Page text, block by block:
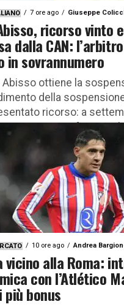
7 ore ago Giuseppe
ricorso vinto
dalla CAN:
in sovrannumero
Abisso ottiene la
della
ricorso: a
passaggio
10 ore ago Andrea
vicino alla Roma:
con l’Atlético
bonus